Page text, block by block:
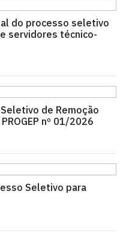
do processo seletivo
servidores técnico-
de Remoção
nº 01/2026
Seletivo para